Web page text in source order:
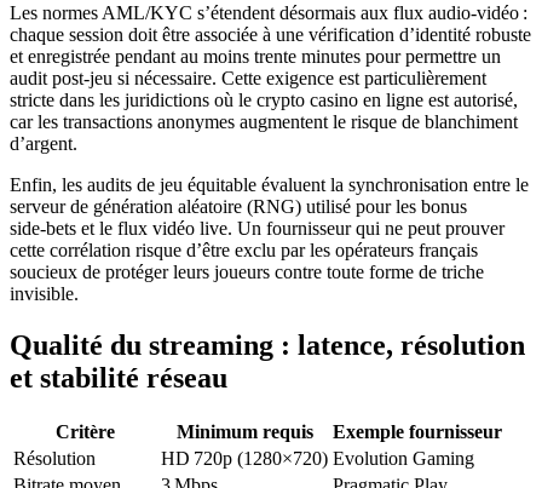
Les normes AML/KYC s’étendent désormais aux flux audio‑vidéo :
chaque session doit être associée à une vérification d’identité robuste
et enregistrée pendant au moins trente minutes pour permettre un
audit post‑jeu si nécessaire. Cette exigence est particulièrement
stricte dans les juridictions où le crypto casino en ligne est autorisé,
car les transactions anonymes augmentent le risque de blanchiment
d’argent.
Enfin, les audits de jeu équitable évaluent la synchronisation entre le
serveur de génération aléatoire (RNG) utilisé pour les bonus
side‑bets et le flux vidéo live. Un fournisseur qui ne peut prouver
cette corrélation risque d’être exclu par les opérateurs français
soucieux de protéger leurs joueurs contre toute forme de triche
invisible.
Qualité du streaming : latence, résolution
et stabilité réseau
Critère Minimum requis
Exemple fournisseur
Résolution
HD 720p (1280×720) Evolution Gaming